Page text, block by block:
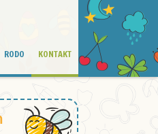
RODO KONTAKT